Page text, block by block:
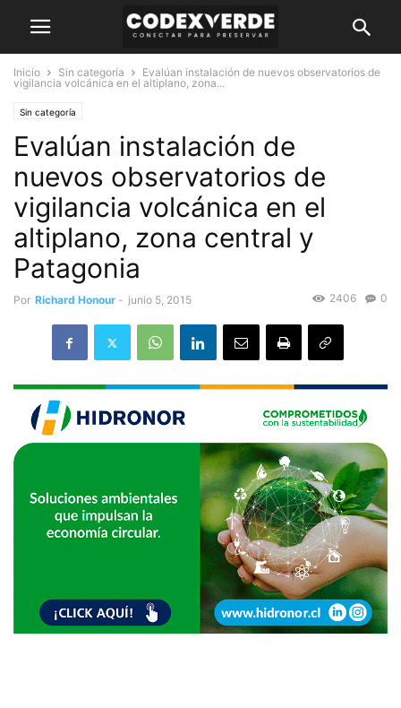
Inicio Sin categoría
Evalúan instalación de nuevos observatorios de
vigilancia volcánica en el altiplano, zona...
Sin categoría
Evalúan instalación de
nuevos observatorios de
vigilancia volcánica en el
altiplano, zona central y
Patagonia
Por Richard Honour - junio 5, 2015 0
2406